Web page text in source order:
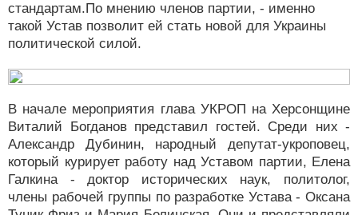
стандартам.По мнению членов партии, - именно
такой Устав позволит ей стать новой для Украины
политической силой.
В начале мероприятия глава УКРОП на Херсонщине
Виталий Богданов представил гостей. Среди них -
Александр Дубинин, народный депутат-укроповец,
который курирует работу над Уставом партии, Елена
Галкина - доктор исторических наук, политолог,
члены рабочей группы по разработке Устава - Оксана